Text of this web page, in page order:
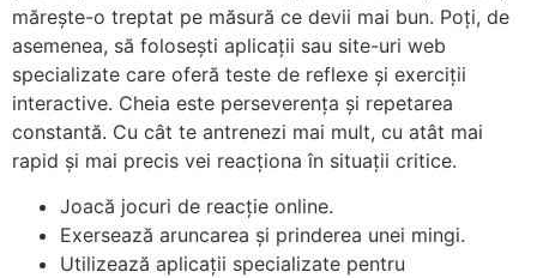
mărește-o treptat pe măsură ce devii mai bun. Poți, de
asemenea, să folosești aplicații sau site-uri web
specializate care oferă teste de reflexe și exerciții
interactive. Cheia este perseverența și repetarea
constantă. Cu cât te antrenezi mai mult, cu atât mai
rapid și mai precis vei reacționa în situații critice.
Joacă jocuri de reacție online.
Exersează aruncarea și prinderea unei mingi.
Utilizează aplicații specializate pentru